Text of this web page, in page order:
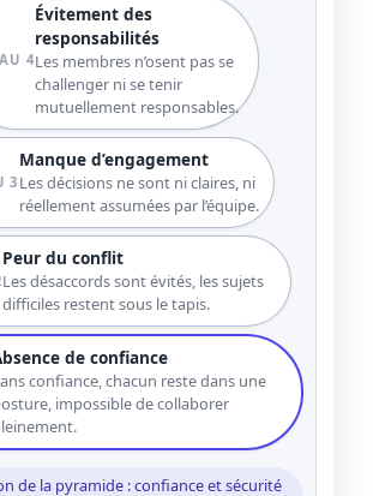
4
Évitement des
responsabilités
Les membres n’osent pas se
challenger ni se tenir
mutuellement responsables.
3
Manque d’engagement
Les décisions ne sont ni claires, ni
réellement assumées par l’équipe.
Peur du conflit
Les désaccords sont évités, les sujets
difficiles restent sous le tapis.
de confiance
confiance, chacun reste dans une
impossible de collaborer
de la pyramide : confiance et sécurité